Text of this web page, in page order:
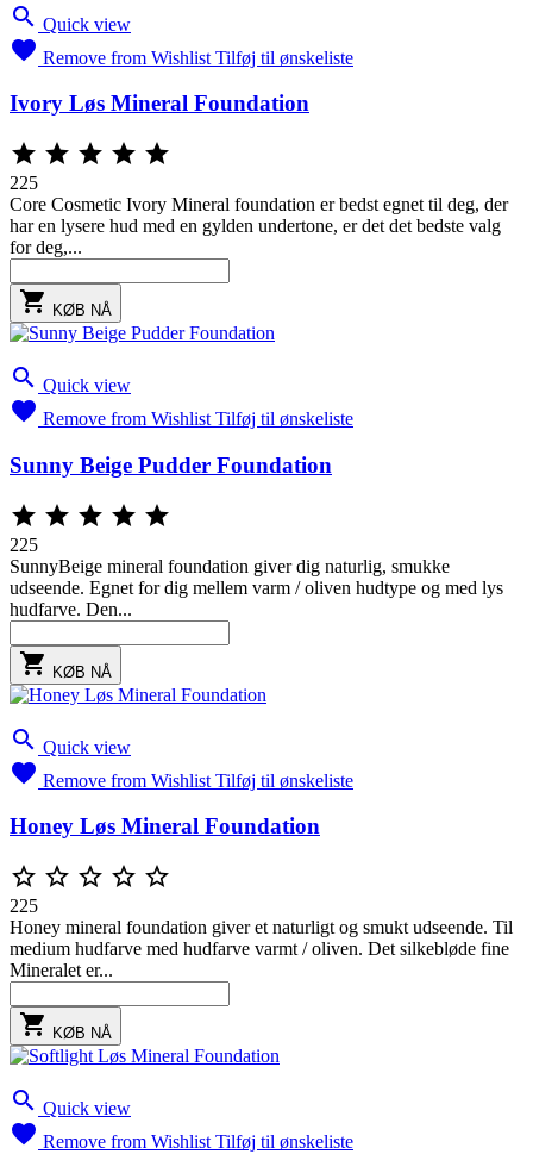
 Quick view
 Remove from Wishlist Tilføj til ønskeliste
Ivory Løs Mineral Foundation
    
225
Core Cosmetic Ivory Mineral foundation er bedst egnet til deg, der
har en lysere hud med en gylden undertone, er det det bedste valg
for deg,...
 KØB NÅ
 Quick view
 Remove from Wishlist Tilføj til ønskeliste
Sunny Beige Pudder Foundation
    
225
SunnyBeige mineral foundation giver dig naturlig, smukke
udseende. Egnet for dig mellem varm / oliven hudtype og med lys
hudfarve. Den...
 KØB NÅ
 Quick view
 Remove from Wishlist Tilføj til ønskeliste
Honey Løs Mineral Foundation
    
225
Honey mineral foundation giver et naturligt og smukt udseende. Til
medium hudfarve med hudfarve varmt / oliven. Det silkebløde fine
Mineralet er...
 KØB NÅ
 Quick view
 Remove from Wishlist Tilføj til ønskeliste